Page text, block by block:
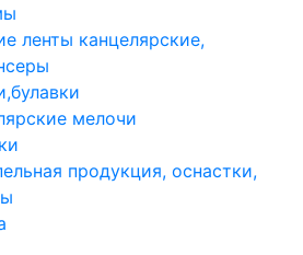
ленты канцелярские,
мелочи
продукция, оснастки,